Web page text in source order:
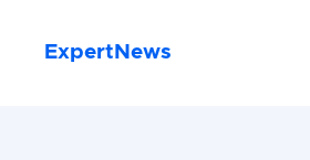
ExpertNews